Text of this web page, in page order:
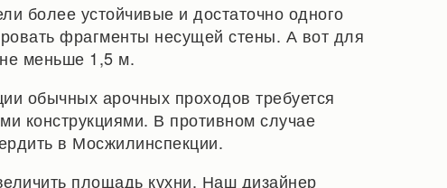
более устойчивые и достаточно одного
фрагменты несущей стены. А вот для
меньше 1,5 м.
обычных арочных проходов требуется
конструкциями. В противном случае
в Мосжилинспекции.
площадь кухни. Наш дизайнер